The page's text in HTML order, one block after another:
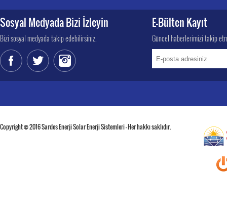
Sosyal Medyada Bizi İzleyin
Bizi sosyal medyada takip edebilirsiniz.
E-Bülten Kayıt
Güncel haberlerimizi takip
Copyright © 2016 Sardes Enerji Solar Enerji Sistemleri - Her hakkı saklıdır.